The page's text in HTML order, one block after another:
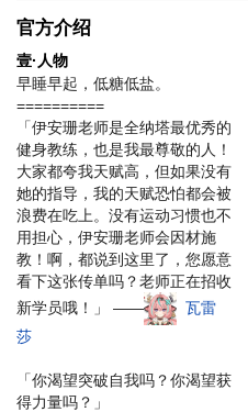
官方介绍
壹·人物
早睡早起，低糖低盐。
==========
「伊安珊老师是全纳塔最优秀的
健身教练，也是我最尊敬的人！
大家都夸我天赋高，但如果没有
她的指导，我的天赋恐怕都会被
浪费在吃上。没有运动习惯也不
用担心，伊安珊老师会因材施
教！啊，都说到这里了，您愿意
看下这张传单吗？老师正在招收
新学员哦！」 ——
瓦雷
莎
「你渴望突破自我吗？你渴望获
得力量吗？」